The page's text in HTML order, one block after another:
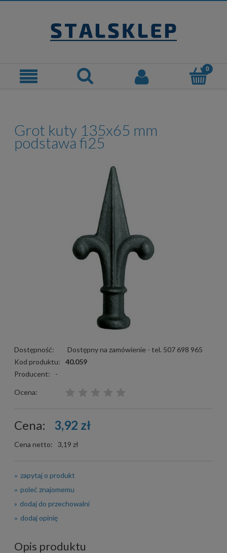
Grot kuty 135x65 mm
podstawa fi25
Dostępność:
Dostępny na zamówienie - tel. 507 698 965
Kod produktu:
40.059
Producent:
-
Ocena:
Cena: 3,92 zł
Cena netto: 3,19 zł
zapytaj o produkt
poleć znajomemu
dodaj do przechowalni
dodaj opinię
Opis produktu